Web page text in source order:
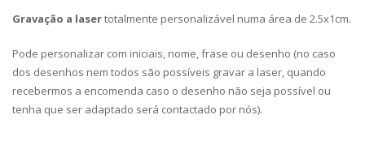
Gravação a lasertotalmente personalizável numa área de 2.5x1cm.
Pode personalizar com iniciais, nome, frase ou desenho (no caso
dos desenhos nem todos são possíveis gravar a laser, quando
recebermos a encomenda caso o desenho não seja possível ou
tenha que ser adaptado será contactado por nós).